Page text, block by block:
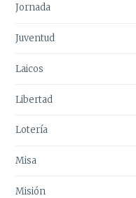
Jornada
Juventud
Laicos
Libertad
Lotería
Misa
Misión